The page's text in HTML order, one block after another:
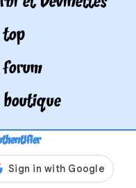
top
forum
boutique